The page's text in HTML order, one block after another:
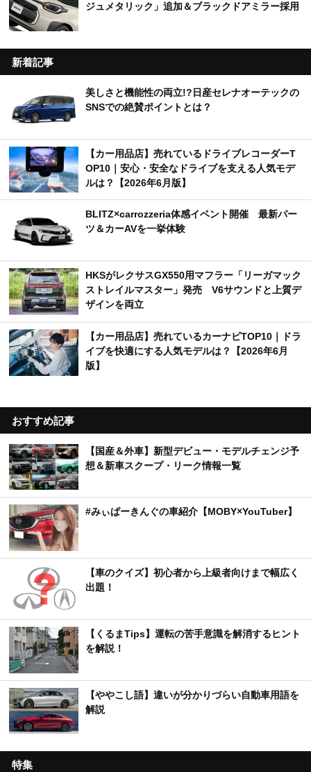
ジュメタリック」追加＆ブラックドアミラー採用
新着記事
美しさと機能性の両立!?日産セレナオーテックの
SNSでの絶賛ポイントとは？
【カー用品店】売れているドライブレコーダーT
OP10｜安心・安全なドライブを支える人気モデ
ルは？【2026年6月版】
BLITZ×carrozzeria体感イベント開催 最新パー
ツ＆カーAVを一挙体験
HKSがレクサスGX550用マフラー「リーガマック
ストレイルマスター」発売 V6サウンドと上質デ
ザインを両立
【カー用品店】売れているカーナビTOP10｜ドラ
イブを快適にする人気モデルは？【2026年6月
版】
おすすめ記事
【国産＆外車】新型デビュー・モデルチェンジ予
想＆新車スクープ・リーク情報一覧
#みぃぱーきんぐの車紹介【MOBY×YouTuber】
【車のクイズ】初心者から上級者向けまで幅広く
出題！
【くるまTips】運転の苦手意識を解消するヒント
を解説！
【ややこし語】違いが分かりづらい自動車用語を
解説
特集